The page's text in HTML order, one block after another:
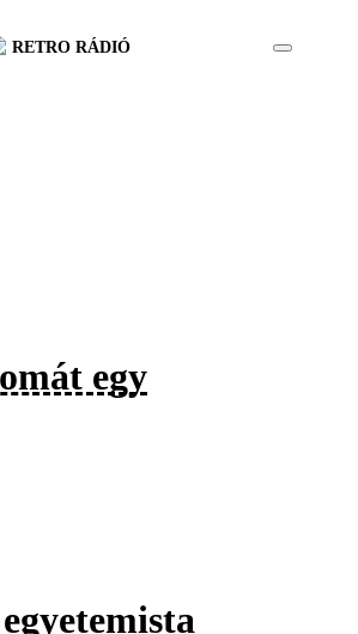
RETRO RÁDIÓ
egy